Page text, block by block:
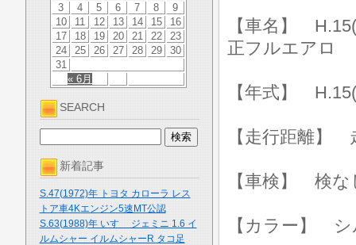
« 6月
3
4 5 6 7 8
9
10
11 12 13 14 15
16
17
18 19 20 21 22
23
24
25 26 27 28 29
30
31
SEARCH
新着記事
S.47(1972)年 トヨタ カローラ レス
トア車4Kエンジン5速MT公認
S.63(1988)年 いすゞ ジェミニ 1.6 イ
ルムシャー イルムシャーR タコ足
【車名】
正フルエアロ
【年式】
【走行距離】
【車検】 検な
【カラー】